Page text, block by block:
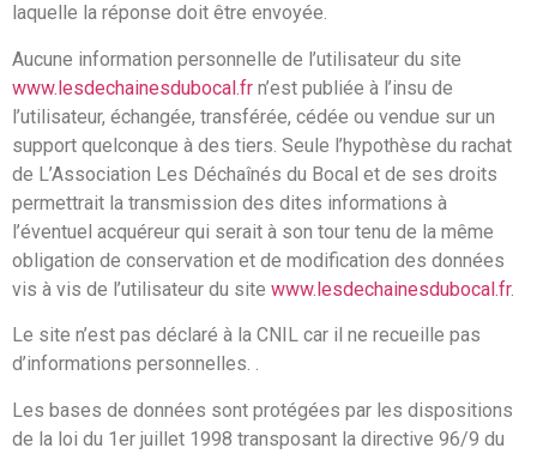
laquelle la réponse doit être envoyée.
Aucune information personnelle de l’utilisateur du site
www.lesdechainesdubocal.fr n’est publiée à l’insu de
l’utilisateur, échangée, transférée, cédée ou vendue sur un
support quelconque à des tiers. Seule l’hypothèse du rachat
de L’Association Les Déchaînés du Bocal et de ses droits
permettrait la transmission des dites informations à
l’éventuel acquéreur qui serait à son tour tenu de la même
obligation de conservation et de modification des données
vis à vis de l’utilisateur du site www.lesdechainesdubocal.fr.
Le site n’est pas déclaré à la CNIL car il ne recueille pas
d’informations personnelles. .
Les bases de données sont protégées par les dispositions
de la loi du 1er juillet 1998 transposant la directive 96/9 du